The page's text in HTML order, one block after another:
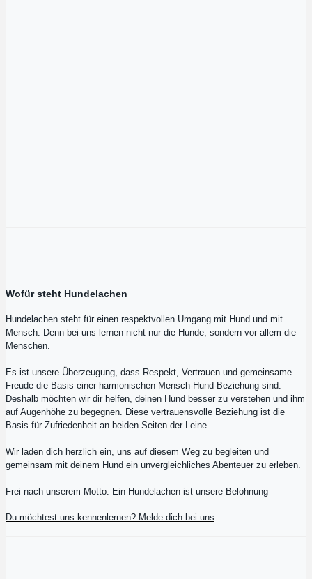
Wofür steht Hundelachen
Hundelachen steht für einen respektvollen Umgang mit Hund und mit
Mensch. Denn bei uns lernen nicht nur die Hunde, sondern vor allem die
Menschen.
Es ist unsere Überzeugung, dass Respekt, Vertrauen und gemeinsame
Freude die Basis einer harmonischen Mensch-Hund-Beziehung sind.
Deshalb möchten wir dir helfen, deinen Hund besser zu verstehen und ihm
auf Augenhöhe zu begegnen. Diese vertrauensvolle Beziehung ist die
Basis für Zufriedenheit an beiden Seiten der Leine.
Wir laden dich herzlich ein, uns auf diesem Weg zu begleiten und
gemeinsam mit deinem Hund ein unvergleichliches Abenteuer zu erleben.
Frei nach unserem Motto: Ein Hundelachen ist unsere Belohnung
Du möchtest uns kennenlernen? Melde dich bei uns